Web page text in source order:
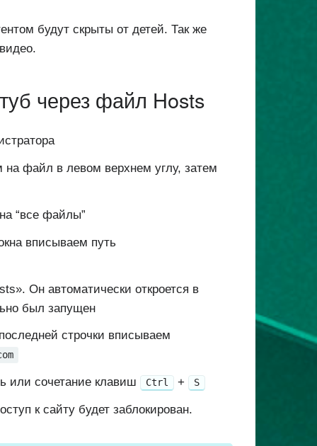
будут скрыты от детей. Так же
через файл Hosts
на файл в левом верхнем углу, затем
“все файлы”
вписываем путь
Он автоматически откроется в
был запущен
строчки вписываем
или сочетание клавиш Ctrl + S
к сайту будет заблокирован.